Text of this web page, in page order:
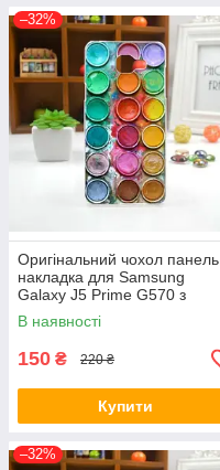
–32%
Оригінальний чохол панель
накладка для Samsung
Galaxy J5 Prime G570 з
картинкою Фарби
В наявності
150 ₴ 220 ₴
Купити
–32%